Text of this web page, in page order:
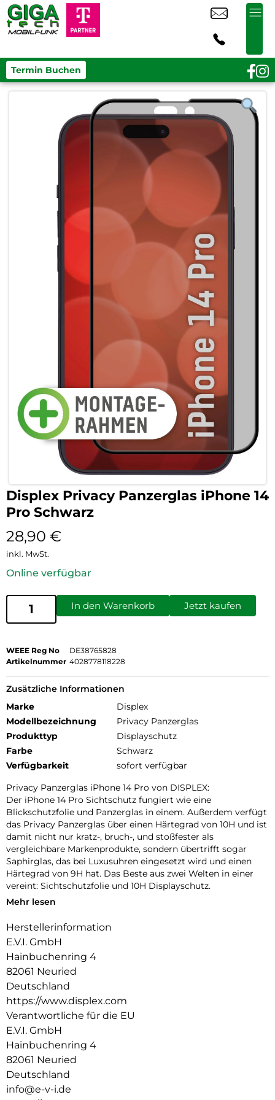
Termin Buchen
Displex Privacy Panzerglas iPhone 14
Pro Schwarz
28,90 €
inkl. MwSt.
Online verfügbar
In den Warenkorb Jetzt kaufen
WEEE Reg No
DE38765828
Artikelnummer 4028778118228
Zusätzliche Informationen
Marke
Displex
Modellbezeichnung
Privacy Panzerglas
Produkttyp
Displayschutz
Farbe
Schwarz
Verfügbarkeit
sofort verfügbar
Privacy Panzerglas iPhone 14 Pro von DISPLEX:
Der iPhone 14 Pro Sichtschutz fungiert wie eine
Blickschutzfolie und Panzerglas in einem. Außerdem verfügt
das Privacy Panzerglas über einen Härtegrad von 10H und ist
damit nicht nur kratz-, bruch-, und stoßfester als
vergleichbare Markenprodukte, sondern übertrifft sogar
Saphirglas, das bei Luxusuhren eingesetzt wird und einen
Härtegrad von 9H hat. Das Beste aus zwei Welten in einer
vereint: Sichtschutzfolie und 10H Displayschutz.
Selbst die Kanten, die bruch- und stoßanfälligste Zone des
spezialgehärtet, durch eine 4-fache Polierung abgerundet
und mit einer Schock-absorbierenden Kante veredelt. Dieses
aufwendige Verfahren bei der Produktion erhöht so
nochmals den Schutz vor Schlägen und Stößen und erlaubt
eine ganz besonders angenehme Nutzung des Smartphones.
Mit diesen Features ist das Privacy Panzerglas extrem
widerstandsfähig und garantiert die maximale Bruch-
Resistenz.
Das Privacy Glass bleit seinem Namen treu. Dank speziellem
Privacy-Filter, der in den Blickschutzfilter integriert ist, wird
das Display-Licht nur aus einem bestimmten Blickwinkel
durchgelassen. Somit erscheint der Bildschirm aus einem
Mehr lesen
Herstellerinformation
E.V.I. GmbH
Hainbuchenring 4
82061 Neuried
Deutschland
https://www.displex.com
Verantwortliche für die EU
E.V.I. GmbH
Hainbuchenring 4
82061 Neuried
Deutschland
info@e-v-i.de